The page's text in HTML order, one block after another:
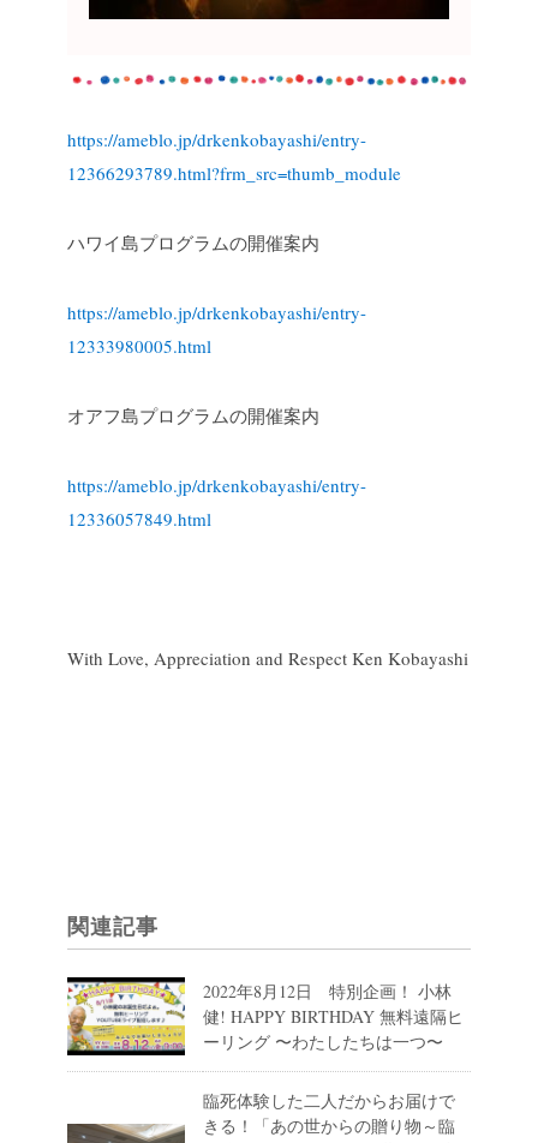
https://ameblo.jp/drkenkobayashi/entry-
12366293789.html?frm_src=thumb_module
ハワイ島プログラムの開催案内
https://ameblo.jp/drkenkobayashi/entry-
12333980005.html
オアフ島プログラムの開催案内
https://ameblo.jp/drkenkobayashi/entry-
12336057849.html
With Love, Appreciation and Respect Ken Kobayashi
関連記事
2022年8月12日 特別企画！ 小林
健! HAPPY BIRTHDAY 無料遠隔ヒ
ーリング 〜わたしたちは一つ〜
臨死体験した二人だからお届けで
きる！「あの世からの贈り物～臨